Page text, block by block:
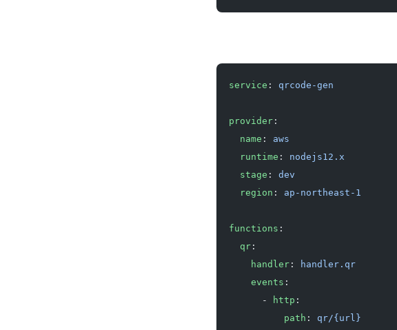
service : qrcode-gen
provider :
  name
: aws
  runtime
: nodejs12.x
  stage
: dev
  region
: ap-northeast-1
functions :
  qr
:
    handler
:
handler.qr
    events
:
      -
http :
          path
: qr/{url}